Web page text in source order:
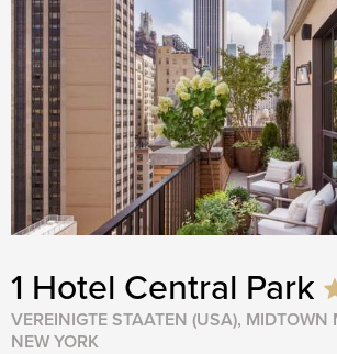
1 Hotel Central Park
VEREINIGTE STAATEN (USA),
NEW YORK